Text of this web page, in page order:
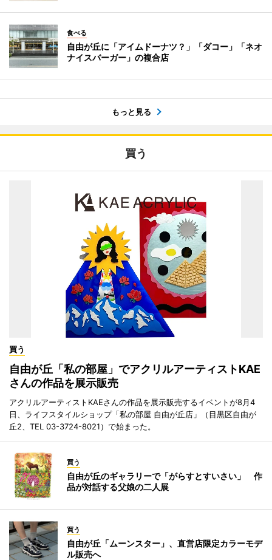
食べる
自由が丘に「アイムドーナツ？」「ダコー」「ネオ
ナイスバーガー」の複合店
もっと見る
買う
買う
自由が丘「私の部屋」でアクリルアーティストKAE
さんの作品を展示販売
アクリルアーティストKAEさんの作品を展示販売するイベントが8月4
日、ライフスタイルショップ「私の部屋 自由が丘店」（目黒区自由が
丘2、TEL 03-3724-8021）で始まった。
買う
自由が丘のギャラリーで「がらすとすいさい」 作
品が対話する父娘の二人展
買う
自由が丘「ムーンスター」、直営店限定カラーモデ
ル販売へ